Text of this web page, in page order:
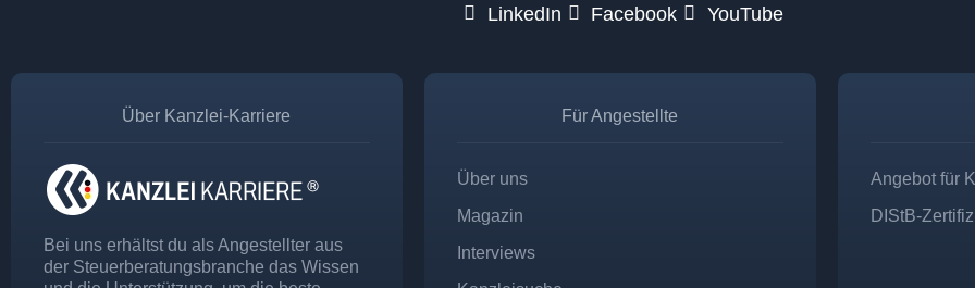
LinkedIn Facebook YouTube
Über Kanzlei-Karriere
Bei uns erhältst du als Angestellter aus
der Steuerberatungsbranche das Wissen
Für Angestellte
Über uns
Magazin
Interviews
Angebot für
DIStB-